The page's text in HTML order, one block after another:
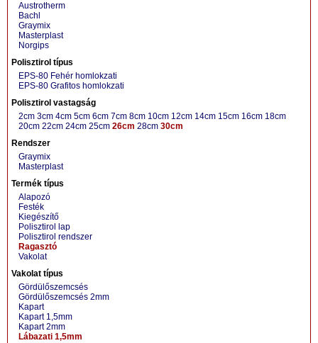
+36 70 424 0199
Austrotherm
Bachl
Graymix
Masterplast
Norgips
Polisztirol típus
EPS-80 Fehér homlokzati
EPS-80 Grafitos homlokzati
Polisztirol vastagság
2cm 3cm 4cm 5cm 6cm 7cm 8cm 10cm 12cm 14cm 15cm 16cm 18cm
20cm 22cm 24cm 25cm 26cm 28cm 30cm
Rendszer
Graymix
Masterplast
Termék típus
Alapozó
Festék
Kiegészítő
Polisztirol lap
Polisztirol rendszer
Ragasztó
Vakolat
Vakolat típus
Gördülőszemcsés
Gördülőszemcsés 2mm
Kapart
Kapart 1,5mm
Kapart 2mm
Lábazati 1,5mm